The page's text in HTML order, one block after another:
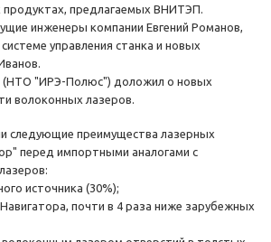
продуктах, предлагаемых ВНИТЭП.
инженеры компании Евгений Романов,
управления станка и новых
(НТО "ИРЭ-Полюс") доложил о новых
волоконных лазеров.
следующие преимущества лазерных
перед импортными аналогами с
источника (30%);
почти в 4 раза ниже зарубежных